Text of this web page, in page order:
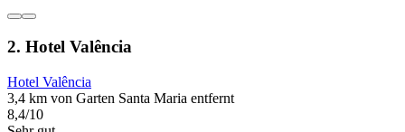
2. Hotel Valência
Hotel Valência
3,4 km von Garten Santa Maria entfernt
8,4/10